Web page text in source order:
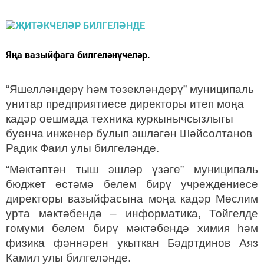
Яңа вазыйфага билгеләнүчеләр.
“Яшелләндерү һәм төзекләндерү” муниципаль
унитар предприятиесе директоры итеп моңа
кадәр оешмада техника куркынычсызлыгы
буенча инженер булып эшләгән Шәйсолтанов
Радик Фаил улы билгеләнде.
“Мәктәптән тыш эшләр үзәге” муниципаль
бюджет өстәмә белем бирү учреждениесе
директоры вазыйфасына моңа кадәр Мөслим
урта мәктәбендә – информатика, Тойгелде
гомуми белем бирү мәктәбендә химия һәм
физика фәннәрен укыткан Бәдртдинов Аяз
Камил улы билгеләнде.